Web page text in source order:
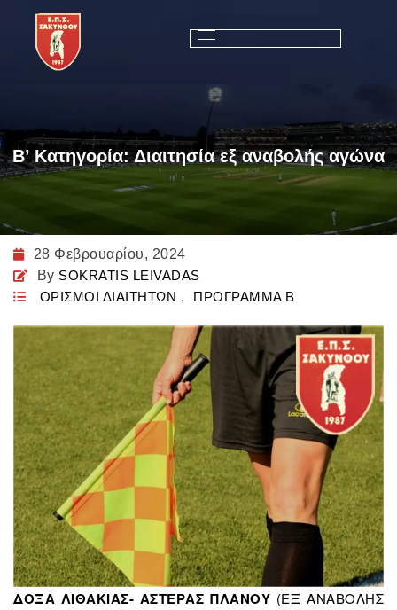
Β’ Κατηγορία: Διαιτησία εξ αναβολής αγώνα
28 Φεβρουαρίου, 2024
By SOKRATIS LEIVADAS
ΟΡΙΣΜΟΙ ΔΙΑΙΤΗΤΩΝ , ΠΡΟΓΡΑΜΜΑ Β
ΔΟΞΑ ΛΙΘΑΚΙΑΣ- ΑΣΤΕΡΑΣ ΠΛΑΝΟΥ (ΕΞ ΑΝΑΒΟΛΗΣ